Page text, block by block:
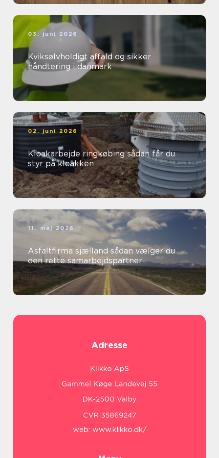
03. juni 2026
Kviksølvholdigt affald og sikker
håndtering i danmark
02. juni 2026
Kloakarbejde ringkøbing sådan får du
styr på kloakken
11. maj 2026
Asfaltfirma sjælland sådan vælger du
den rette samarbejdspartner
Adresse
web: www.klikko.dk/